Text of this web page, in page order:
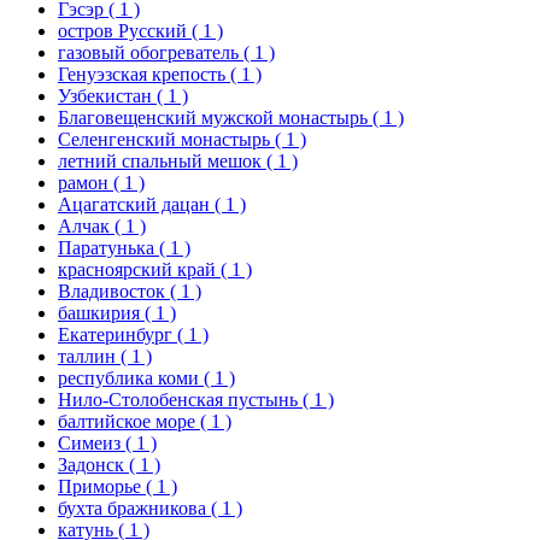
Гэсэр ( 1 )
остров Русский ( 1 )
газовый обогреватель ( 1 )
Генуэзская крепость ( 1 )
Узбекистан ( 1 )
Благовещенский мужской монастырь ( 1 )
Селенгенский монастырь ( 1 )
летний спальный мешок ( 1 )
рамон ( 1 )
Ацагатский дацан ( 1 )
Алчак ( 1 )
Паратунька ( 1 )
красноярский край ( 1 )
Владивосток ( 1 )
башкирия ( 1 )
Екатеринбург ( 1 )
таллин ( 1 )
республика коми ( 1 )
Нило-Столобенская пустынь ( 1 )
балтийское море ( 1 )
Симеиз ( 1 )
Задонск ( 1 )
Приморье ( 1 )
бухта бражникова ( 1 )
катунь ( 1 )